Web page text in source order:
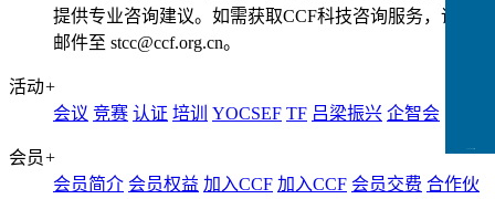
提供专业咨询建议。如需获取CCF科技咨询服务，请发
邮件至 stcc@ccf.org.cn。
活动+
会议 竞赛 认证 培训 YOCSEF TF 吕梁振兴 企智会
会员+
会员简介 会员权益 加入CCF 加入CCF 会员交费 合作伙